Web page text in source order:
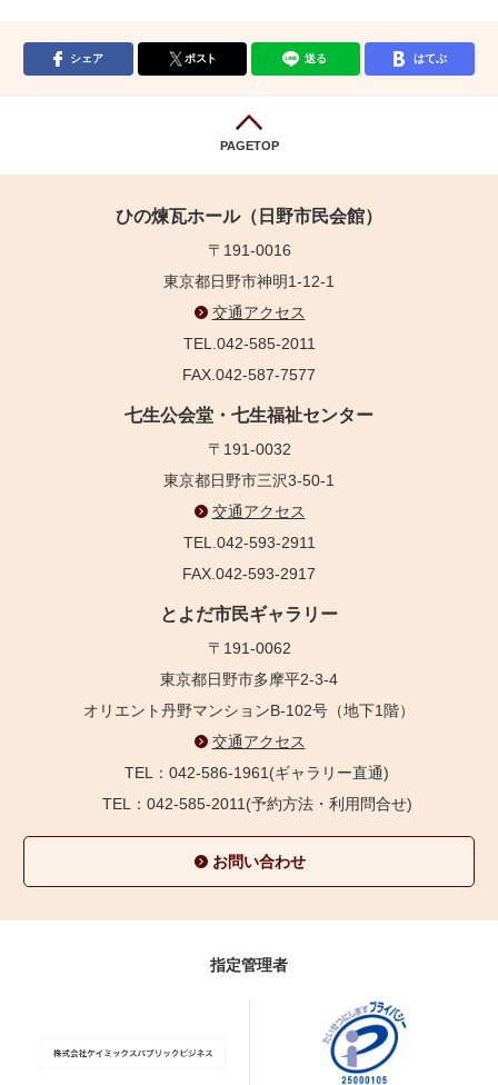
シェア ポスト 送る はてぶ
PAGETOP
ひの煉瓦ホール（日野市民会館）
〒191-0016
東京都日野市神明1-12-1
交通アクセス
TEL.042-585-2011
FAX.042-587-7577
七生公会堂・七生福祉センター
〒191-0032
東京都日野市三沢3-50-1
交通アクセス
TEL.042-593-2911
FAX.042-593-2917
とよだ市民ギャラリー
〒191-0062
東京都日野市多摩平2-3-4
オリエント丹野マンションB-102号（地下1階）
交通アクセス
TEL：042-586-1961(ギャラリー直通)
TEL：042-585-2011(予約方法・利用問合せ)
お問い合わせ
指定管理者